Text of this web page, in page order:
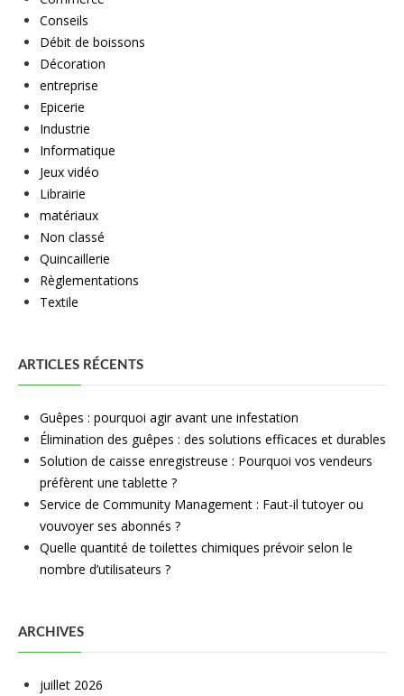
Conseils
Débit de boissons
Décoration
entreprise
Epicerie
Industrie
Informatique
Jeux vidéo
Librairie
matériaux
Non classé
Quincaillerie
Règlementations
Textile
ARTICLES RÉCENTS
Guêpes : pourquoi agir avant une infestation
Élimination des guêpes : des solutions efficaces et durables
Solution de caisse enregistreuse : Pourquoi vos vendeurs
préfèrent une tablette ?
Service de Community Management : Faut-il tutoyer ou
vouvoyer ses abonnés ?
Quelle quantité de toilettes chimiques prévoir selon le
nombre d’utilisateurs ?
ARCHIVES
juillet 2026